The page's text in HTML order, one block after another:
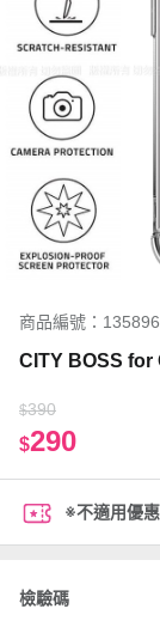
商品編號：
CITY BOSS for
$390
$290
※不適用優
檢驗碼